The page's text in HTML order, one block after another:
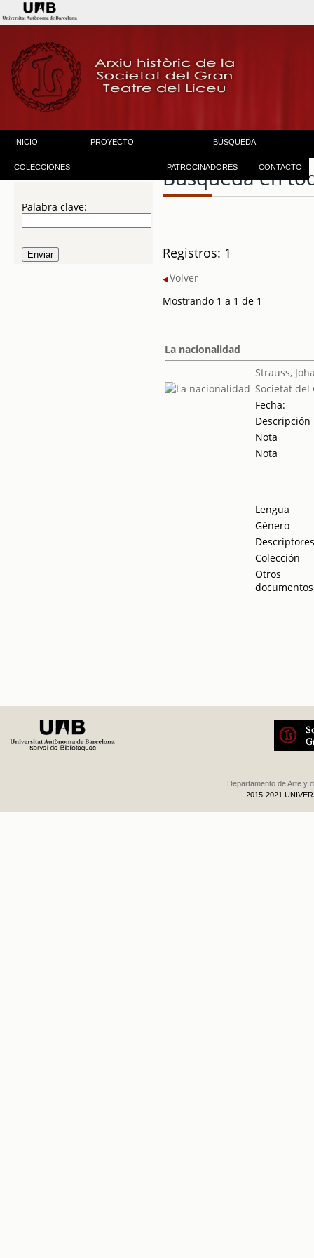
INICIO PROYECTO BÚSQUEDA
COLECCIONES PATROCINADORES CONTACTO
Palabra clave:
Búsqueda en
Registros: 1
Volver
Mostrando 1 a 1 de 1
La nacionalidad
Strauss,
Societat del
Fecha:
Descripción
Nota
Nota
Lengua
Género
Colección
Otros
documentos
Departamento de Arte y
2015-2021